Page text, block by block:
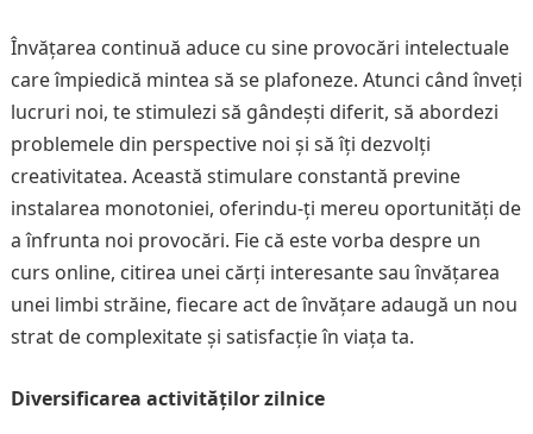
Învățarea continuă aduce cu sine provocări intelectuale
care împiedică mintea să se plafoneze. Atunci când înveți
lucruri noi, te stimulezi să gândești diferit, să abordezi
problemele din perspective noi și să îți dezvolți
creativitatea. Această stimulare constantă previne
instalarea monotoniei, oferindu-ți mereu oportunități de
a înfrunta noi provocări. Fie că este vorba despre un
curs online, citirea unei cărți interesante sau învățarea
unei limbi străine, fiecare act de învățare adaugă un nou
strat de complexitate și satisfacție în viața ta.
Diversificarea activităților zilnice